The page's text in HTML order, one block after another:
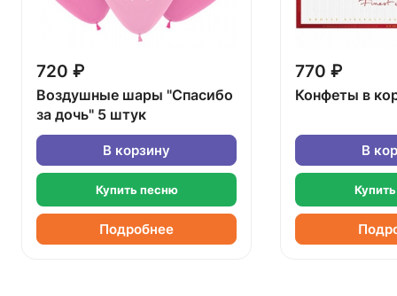
720 ₽
Воздушные шары "Спасибо
за дочь" 5 штук
В корзину
Купить песню
Подробнее
770 ₽
Конфеты в
В